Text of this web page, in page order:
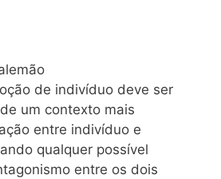
de indivíduo deve ser
um contexto mais
entre indivíduo e
qualquer possível
entre os dois